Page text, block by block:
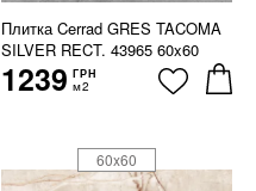
Плитка Cerrad GRES TACOMA
SILVER RECT. 43965 60x60
1239 ГРН
м2
60x60